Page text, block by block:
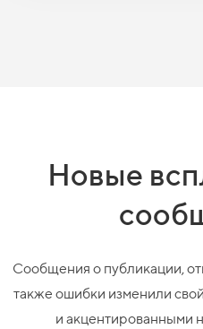
Новые
Сообщения о публикации,
также ошибки изменили
и акцентированными